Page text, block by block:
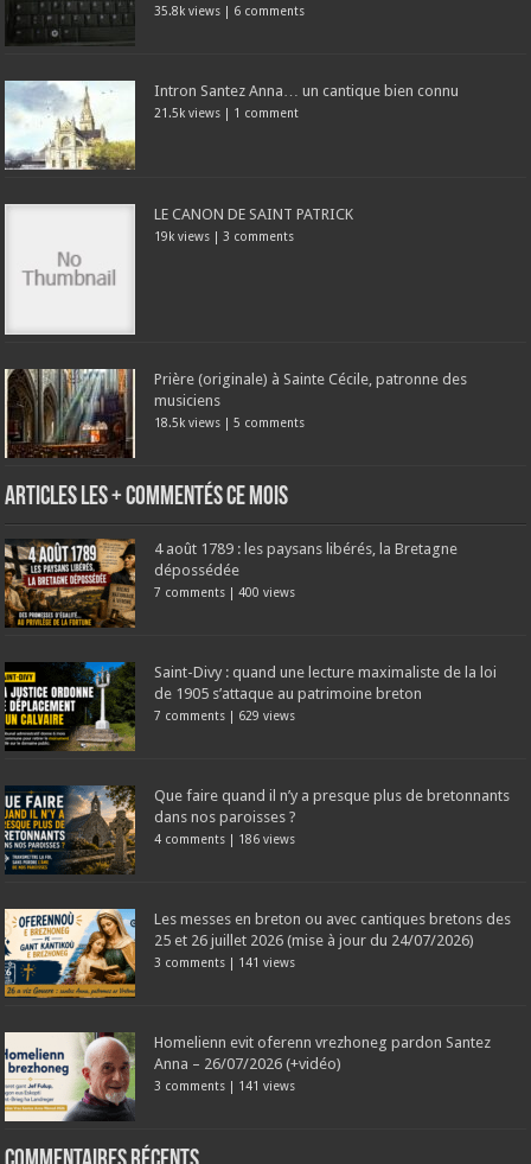
35.8k views 6 comments
Intron Santez Anna… un cantique bien connu
21.5k views 1 comment
LE CANON DE SAINT PATRICK
19k views 3 comments
Prière (originale) à Sainte Cécile, patronne des
musiciens
18.5k views |5 comments
Articles les + commentés ce mois
4 août 1789 : les paysans libérés, la Bretagne
dépossédée
7 comments |400 views
Saint-Divy : quand une lecture maximaliste de la loi
de 1905 s’attaque au patrimoine breton
7 comments 629 views
Que faire quand il n’y a presque plus de bretonnants
dans nos paroisses ?
4 comments 186 views
Les messes en breton ou avec cantiques bretons des
25 et 26 juillet 2026 (mise à jour du 24/07/2026)
3 comments 141 views
Homelienn evit oferenn vrezhoneg pardon Santez
Anna – 26/07/2026 (+vidéo)
3 comments 141 views